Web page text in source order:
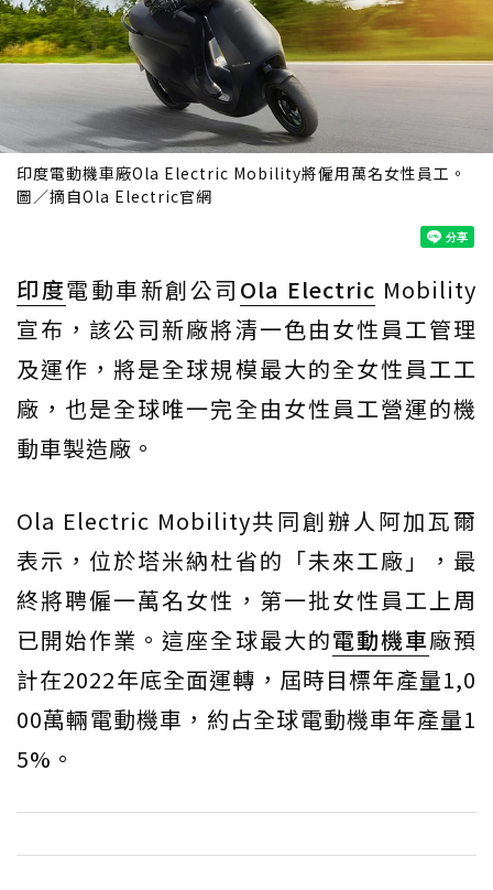
印度電動機車廠Ola Electric Mobility將僱用萬名女性員工。
圖／摘自Ola Electric官網
印度電動車新創公司 Ola Electric Mobility
宣布，該公司新廠將清一色由女性員工管理
及運作，將是全球規模最大的全女性員工工
廠，也是全球唯一完全由女性員工營運的機
動車製造廠。
Ola Electric Mobility共同創辦人阿加瓦爾
表示，位於塔米納杜省的「未來工廠」，最
終將聘僱一萬名女性，第一批女性員工上周
已開始作業。這座全球最大的電動機車廠預
計在2022年底全面運轉，屆時目標年產量1,0
00萬輛電動機車，約占全球電動機車年產量1
5%。